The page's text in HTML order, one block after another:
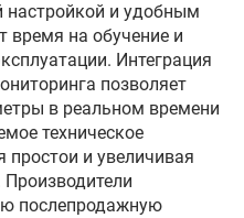
настройкой и удобным
время на обучение и
Интеграция
позволяет
в реальном времени
техническое
и увеличивая
послепродажную